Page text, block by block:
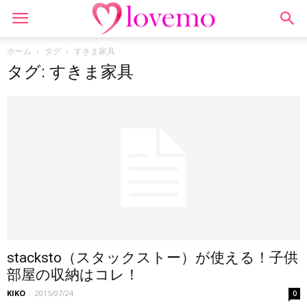
ホーム タグ すきま家具
タグ: すきま家具
stacksto（スタックストー）が使える！子供
部屋の収納はコレ！
KIKO - 2015/07/24 0